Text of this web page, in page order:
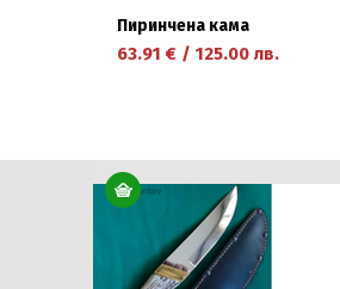
Пиринчена кама
63.91 € / 125.00 лв.
научете повече